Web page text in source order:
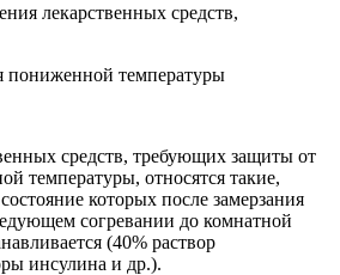
лекарственных средств,
пониженной температуры
средств, требующих защиты от
температуры, относятся такие,
которых после замерзания
согревании до комнатной
(40% раствор
инсулина и др.).